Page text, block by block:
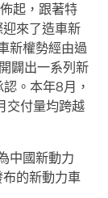
起，跟著特
來了造車新
新權勢經由過
闢出一系列新
。本年8月，
交付量均跨越
中國新動力
的新動力車